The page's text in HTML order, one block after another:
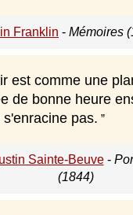
Franklin - Mémoires
est comme une
de bonne heure
pas.
Sainte-Beuve-
(1844)